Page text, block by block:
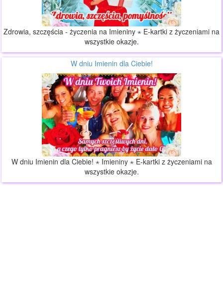
Zdrowia, szczęścia - życzenia na Imieniny ⋆ E-kartki z życzeniami na
wszystkie okazje.
W dniu Imienin dla Ciebie!
W dniu Imienin dla Ciebie! ⋆ Imieniny ⋆ E-kartki z życzeniami na
wszystkie okazje.